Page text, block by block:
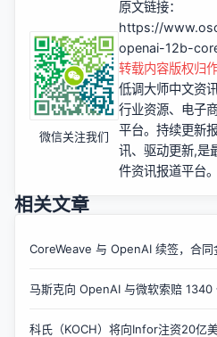
微信关注我们
原文链接：
https://
openai-12b-
转载内容版权归
低调大师中文资
行业资源、电子
平台。持续更新
讯、驱动更新,是
件资讯报道平台。
相关文章
CoreWeave 与 OpenAI 续签，合同
马斯克向 OpenAI 与微软索赔 1340
科氏（KOCH）将向Infor注资20亿